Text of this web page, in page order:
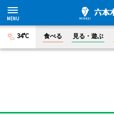
34°C 食べる 見る・遊ぶ